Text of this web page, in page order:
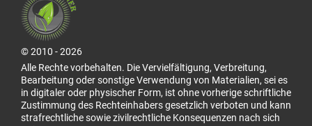
© 2010 - 2026
Alle Rechte vorbehalten. Die Vervielfältigung, Verbreitung,
Bearbeitung oder sonstige Verwendung von Materialien, sei es
in digitaler oder physischer Form, ist ohne vorherige schriftliche
Zustimmung des Rechteinhabers gesetzlich verboten und kann
strafrechtliche sowie zivilrechtliche Konsequenzen nach sich